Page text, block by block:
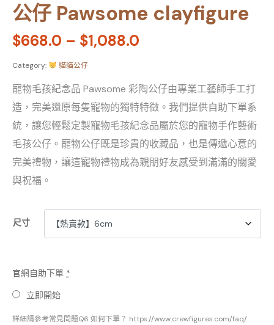
公仔 Pawsome clayfigure
$668.0 – $1,088.0
Category: 貓貓公仔
寵物毛孩紀念品 Pawsome 彩陶公仔由專業工藝師手工打
造，完美還原每隻寵物的獨特特徵。我們提供自助下單系
統，讓您輕鬆定製寵物毛孩紀念品屬於您的寵物手作藝術
毛孩公仔。寵物公仔既是珍貴的收藏品，也是傳遞心意的
完美禮物，讓這寵物禮物成為親朋好友感受到滿滿的關愛
與祝福。
尺寸
官網自助下單 *
立即開始
詳細請參考常見問題Q6 如何下單？ https://www.crewfigures.com/faq/